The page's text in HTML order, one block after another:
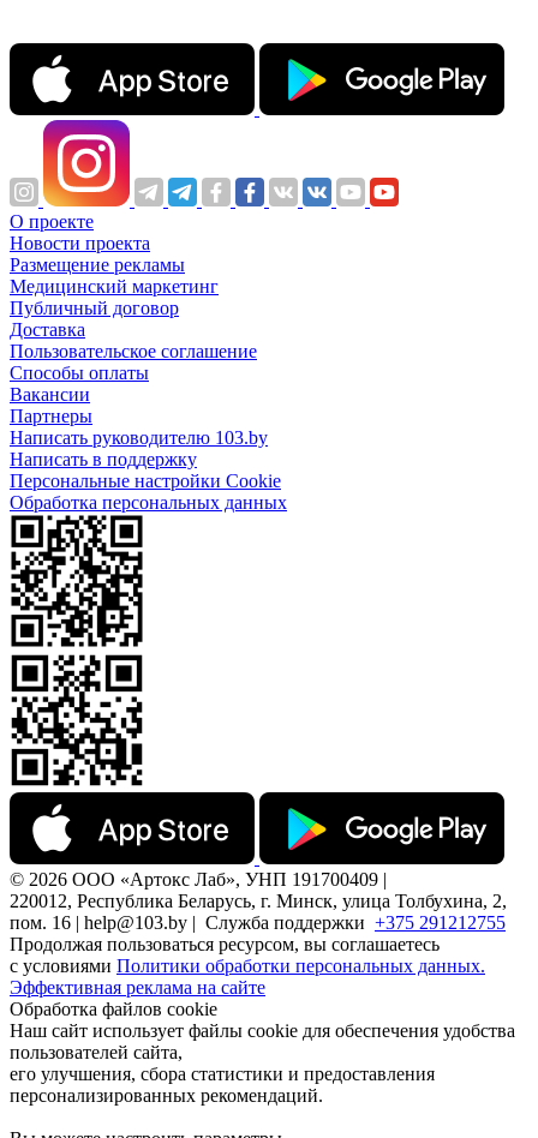
О проекте
Новости проекта
Размещение рекламы
Медицинский маркетинг
Публичный договор
Доставка
Пользовательское соглашение
Способы оплаты
Вакансии
Партнеры
Написать руководителю 103.by
Написать в поддержку
Персональные настройки Cookie
Обработка персональных данных
© 2026 ООО «Артокс Лаб», УНП 191700409 |
220012, Республика Беларусь, г. Минск, улица Толбухина, 2,
пом. 16 | help@103.by | Служба поддержки +375 291212755
Продолжая пользоваться ресурсом, вы соглашаетесь
с условиями Политики обработки персональных данных.
Эффективная реклама на сайте
Обработка файлов cookie
Наш сайт использует файлы cookie для обеспечения удобства
пользователей сайта,
его улучшения, сбора статистики и предоставления
персонализированных рекомендаций.